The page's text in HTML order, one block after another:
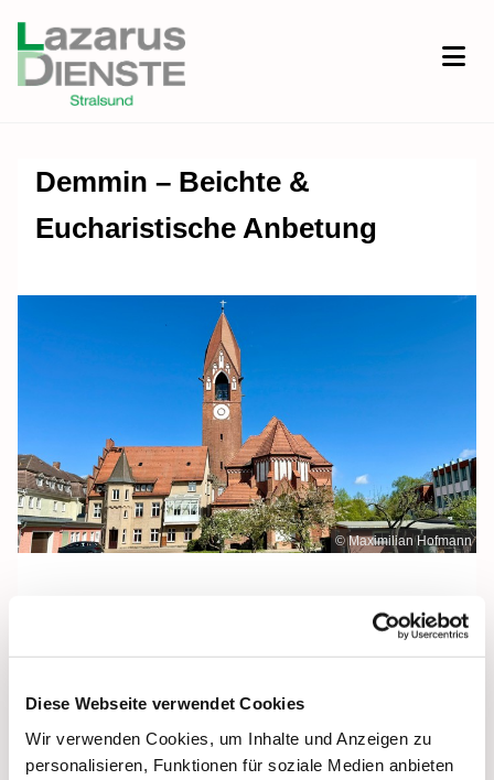
Diese Webseite verwendet Cookies
Wir verwenden Cookies, um Inhalte und Anzeigen zu
personalisieren, Funktionen für soziale Medien anbieten
Demmin – Beichte &
Eucharistische Anbetung
© Maximilian Hofmann
Freitag, 25. Juni 2027, 09:30 Uhr
Maria Rosenkranzkönigin, Demmin,
Reiferstraße 2A, 17109 Demmin